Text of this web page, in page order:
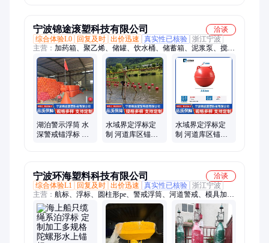
宁波锦途滚塑科技有限公司
洽谈
综合体验L0
回复及时 出价迅速 真实性已核验 浙江宁波
主营： 加药箱、聚乙烯、储罐、饮水桶、储蓄箱、泥浆泵、搅拌
桶、净水箱、废水罐、酸洗罐、管道浮漂、塑料浮漂、警示浮
标、房车水箱、管道浮筒、塑料浮球、管道浮托、漂浮垃圾、太
阳能灯、警示浮球、方形水箱、越野房车、塑料浮筒、橡胶管
道、防腐储罐
湖泊警示浮筒 水
深警戒锚浮标 游
水域界定浮标定
制 河道库区锚系
水域界定浮标定
制 河道库区锚系
宁波环海塑料科技有限公司
洽谈
综合体验L1
回复及时 出价迅速 真实性已核验 浙江宁波
主营： 航标、浮标、圆柱形pe、警戒浮筒、河道警戒、模具加
工、泡沫浮筒、塑料浮标、浮漂圆柱、塑料浮排、河道拦渣、塑
料浮漂、塑料浮子、围栏浮漂、圆柱浮排、700浮力筒、浮漂定
制、圆柱直径、浮力浮漂、塑料浮筒、水上平台、固定浮排、浮
筒、浮球